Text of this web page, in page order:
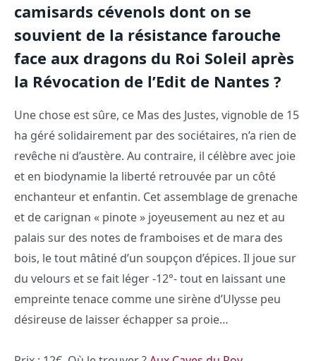
camisards cévenols dont on se
souvient de la résistance farouche
face aux dragons du Roi Soleil après
la Révocation de l’Edit de Nantes ?
Une chose est sûre, ce Mas des Justes, vignoble de 15
ha géré solidairement par des sociétaires, n’a rien de
revêche ni d’austère. Au contraire, il célèbre avec joie
et en biodynamie la liberté retrouvée par un côté
enchanteur et enfantin. Cet assemblage de grenache
et de carignan « pinote » joyeusement au nez et au
palais sur des notes de framboises et de mara des
bois, le tout mâtiné d’un soupçon d’épices. Il joue sur
du velours et se fait léger -12°- tout en laissant une
empreinte tenace comme une sirène d’Ulysse peu
désireuse de laisser échapper sa proie…